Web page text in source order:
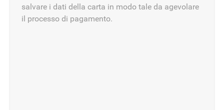
salvare i dati della carta in modo tale da agevolare
il processo di pagamento.